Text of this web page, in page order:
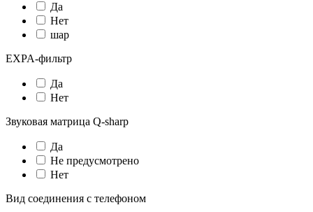
Да
Нет
шар
EXPA-фильтр
Да
Нет
Звуковая матрица Q-sharp
Да
Не предусмотрено
Нет
Вид соединения с телефоном